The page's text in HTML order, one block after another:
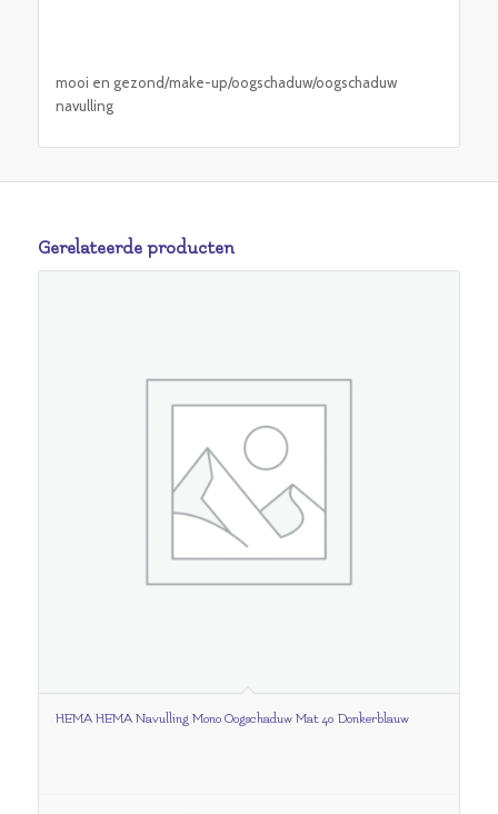
mooi en gezond/make-up/oogschaduw/oogschaduw
navulling
Gerelateerde producten
HEMA HEMA Navulling Mono Oogschaduw Mat 40 Donkerblauw